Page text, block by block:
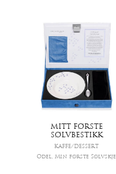
MITT FØRSTE
SØLVBESTIKK
KAFFE/DESSERT
Odel, Min første Sølvskje